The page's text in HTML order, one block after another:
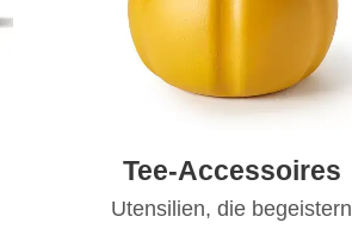
Tee-Accessoires
Utensilien, die begeistern